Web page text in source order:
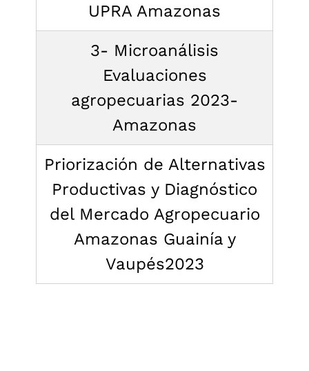
UPRA Amazonas
3- Microanálisis
Evaluaciones
agropecuarias 2023-
Amazonas
Priorización de Alternativas
Productivas y Diagnóstico
del Mercado Agropecuario
Amazonas Guainía y
Vaupés2023